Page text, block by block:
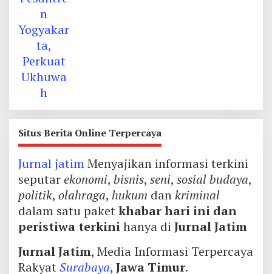
Situs Berita Online Terpercaya
Jurnal jatimMenyajikan informasi terkini
seputarekonomi, bisnis, seni, sosial budaya,
politik, olahraga, hukum dankriminal
dalam satu paketkhabar hari ini dan
peristiwa terkinihanya di Jurnal Jatim
Jurnal Jatim, Media Informasi Terpercaya
RakyatSurabaya, Jawa Timur.